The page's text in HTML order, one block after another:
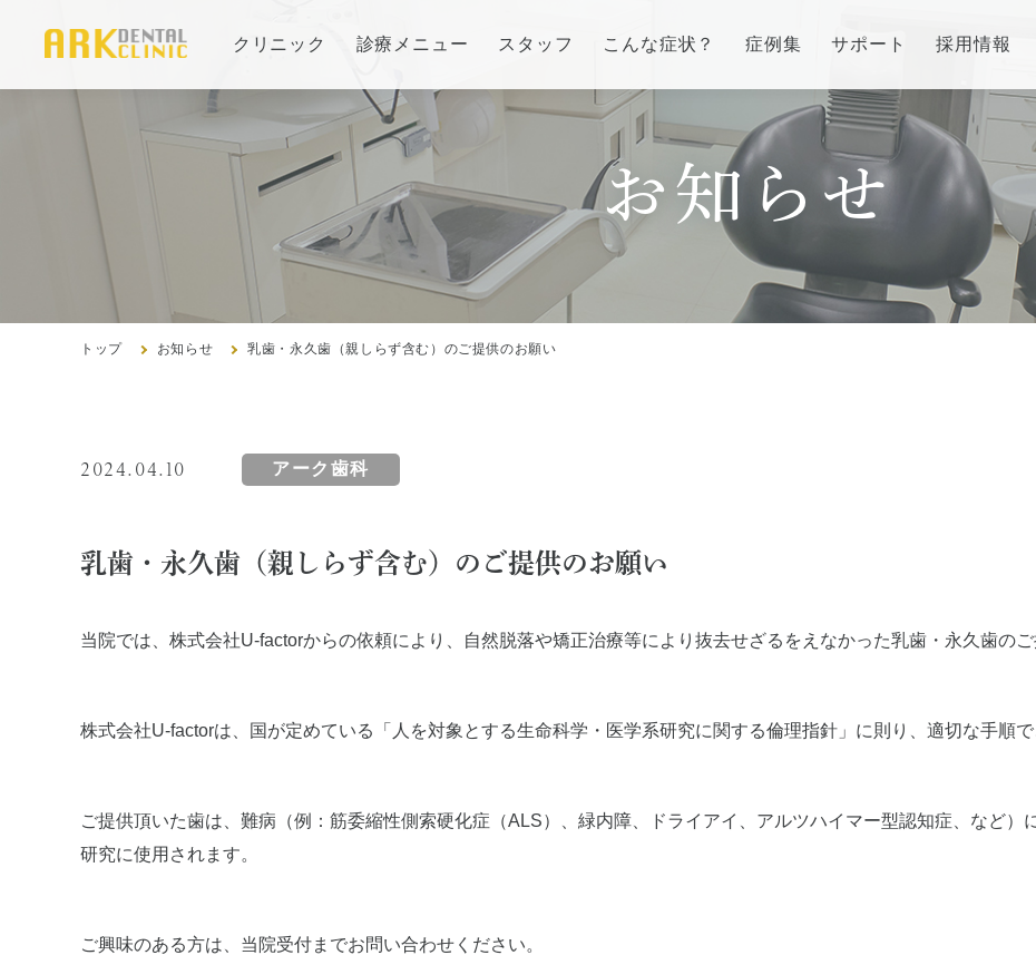
クリニック
当院の治療方針と、運営する各医院のご紹介
コンセプト 番町オフィス
アクセス
市ヶ谷オフィス
医院紹介
診療メニュー
審美治療/ホワイトニング
症例集
インプラント/骨増生
インプラント/骨増生
治療の流れ、当院でのポイント
よくある質問
症例集
歯列矯正/インビザライン
矯正治療とは？
インビザライン・システムとは
治療費
再生療法とは
症例集
顎関節症とは
症例集
ホワイトニング
歯列矯正
スタッフ こんな症状？ 症例集 サポート 採用情報
お知らせ
トップ お知らせ 乳歯・永久歯（親しらず含む）のご提供のお願い
2024.04.10 アーク歯科
乳歯・永久歯（親しらず含む）のご提供のお願い
当院では、 株式会社U-factorからの依頼により、自然脱落や矯正治療等により抜去せざるをえなかった乳歯・永久歯の
株式会社U-factorは、国が定めている「人を対象とする生命科学・医学系研究に関する倫理指針」に則り、適切な手順で
ご提供頂いた歯は、難病（例：筋委縮性側索硬化症（ALS）、緑内障、ドライアイ、アルツハイマー型認知症、など）
研究に使用されます。
ご興味のある方は、当院受付までお問い合わせください。